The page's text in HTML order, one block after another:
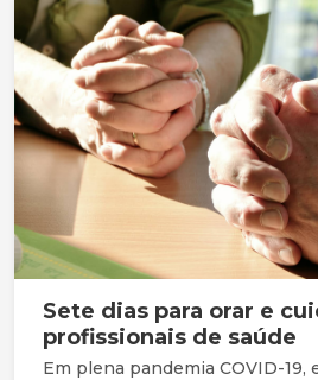
Sete dias para orar e
profissionais de saúde
Em plena pandemia COVID-19,